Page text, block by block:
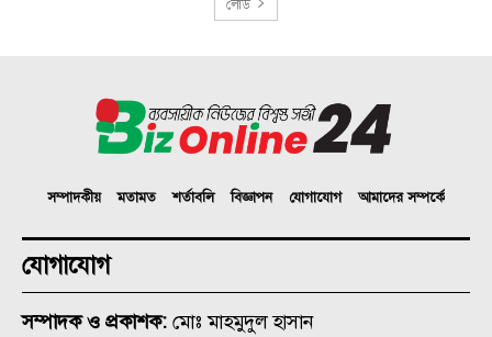
লোড
সম্পাদকীয় মতামত শর্তাবলি বিজ্ঞাপন যোগাযোগ আমাদের সম্পর্কে
যোগাযোগ
সম্পাদক ও প্রকাশক: মোঃ মাহমুদুল হাসান